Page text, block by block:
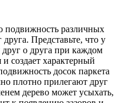
подвижность различных
Представьте, что у
друг о друга при каждом
создает характерный
досок паркета
плотно прилегают друг
дерево может усыхать,